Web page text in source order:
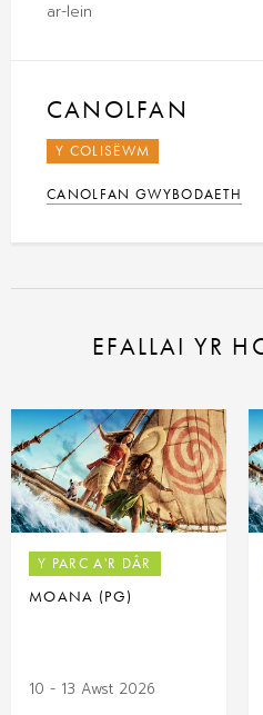
ar-lein
CANOLFAN
Y COLISËWM
CANOLFAN GWYBODAETH
EFALLAI YR
Y PARC A'R DÂR
MOANA (PG)
10 - 13 Awst 2026